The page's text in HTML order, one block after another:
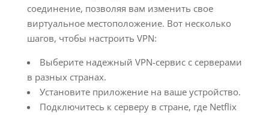
соединение, позволяя вам изменить свое
виртуальное местоположение. Вот несколько
шагов, чтобы настроить VPN:
Выберите надежный VPN-сервис с серверами
в разных странах.
Установите приложение на ваше устройство.
Подключитесь к серверу в стране, где Netflix